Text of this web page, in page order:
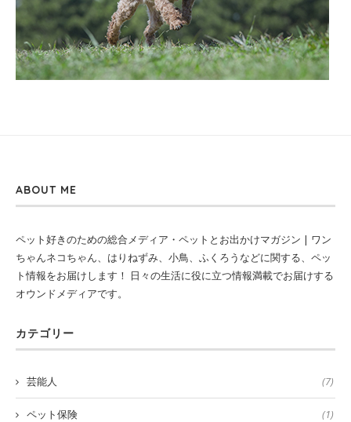
ABOUT ME
ペット好きのための総合メディア・ペットとお出かけマガジン | ワン
ちゃんネコちゃん、はりねずみ、小鳥、ふくろうなどに関する、ペッ
ト情報をお届けします！ 日々の生活に役に立つ情報満載でお届けする
オウンドメディアです。
カテゴリー
芸能人 (7)
ペット保険 (1)